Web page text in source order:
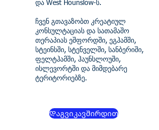
და West Hounslow-ს.
ჩვენ გთავაზობთ კრეატიულ
კონსულტაციას და სათამაშო
თერაპიას ეშფორდში, ეგჰამში,
სტეინსში, სტენველში, სანბერიში,
ფელტჰამში, ჰაუნსლოუში,
ისლევორტში და მიმდებარე
ტერიტორიებზე.
Დაგვიკავშირდით